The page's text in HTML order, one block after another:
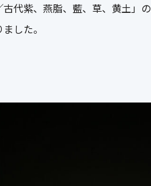
代紫、燕脂、藍、草、黄土」
した。